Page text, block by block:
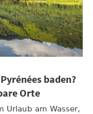
baden?
Orte
Urlaub am Wasser,